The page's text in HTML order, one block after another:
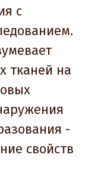
с
тканей на
-
свойств